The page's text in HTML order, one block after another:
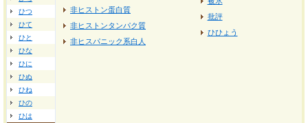
ひつ
ひて
ひと
ひな
ひに
ひぬ
ひね
ひの
ひは
非ヒストン蛋白質
非ヒストンタンパク質
非ヒスパニック系白人
批評
ひひょう